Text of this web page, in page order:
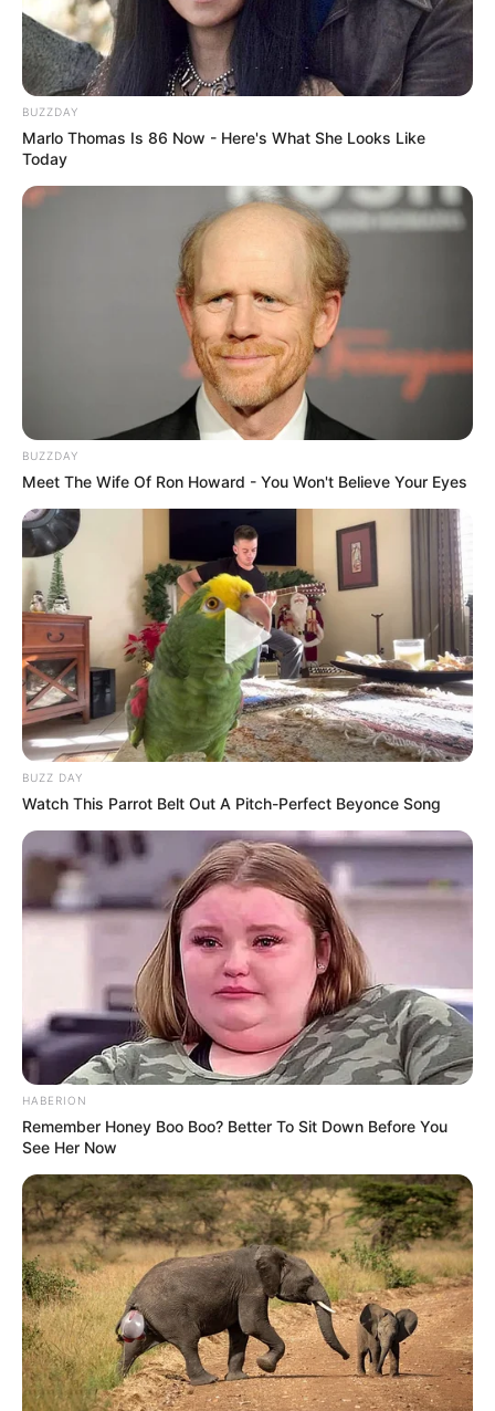
BUZZDAY
Marlo Thomas Is 86 Now - Here's What She Looks Like
Today
BUZZDAY
Meet The Wife Of Ron Howard - You Won't Believe Your Eyes
BUZZ DAY
Watch This Parrot Belt Out A Pitch-Perfect Beyonce Song
HABERION
Remember Honey Boo Boo? Better To Sit Down Before You
See Her Now